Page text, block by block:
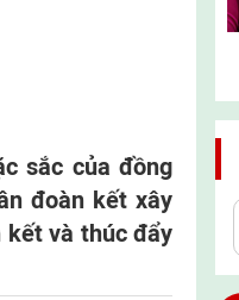
sắc của đồng
đoàn kết xây
kết và thúc đẩy